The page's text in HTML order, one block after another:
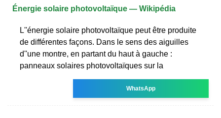
Énergie solaire photovoltaïque — Wikipédia
L''énergie solaire photovoltaïque peut être produite
de différentes façons. Dans le sens des aiguilles
d''une montre, en partant du haut à gauche :
panneaux solaires photovoltaïques sur la
WhatsApp